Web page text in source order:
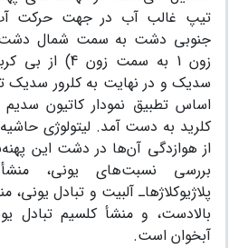
تیپ غالب آب در جهت حرکت آب
جنوبی دشت به سمت شمال دشت
زون 1 به سمت
سدیک و در نهایت به کلرور سدیک
اساس تطبیق نمودار کاتیون
کلرید به دست آمد. لیتولوژی
از هوازدگی آن‌ها در دشت این
بررسی نسبت‌های یونی،
پلاژیوکلاژها‌ـ آلبیت و تبادل یونی،
بالادست، و منشأ کلسیم تبادل
آبخوان است.